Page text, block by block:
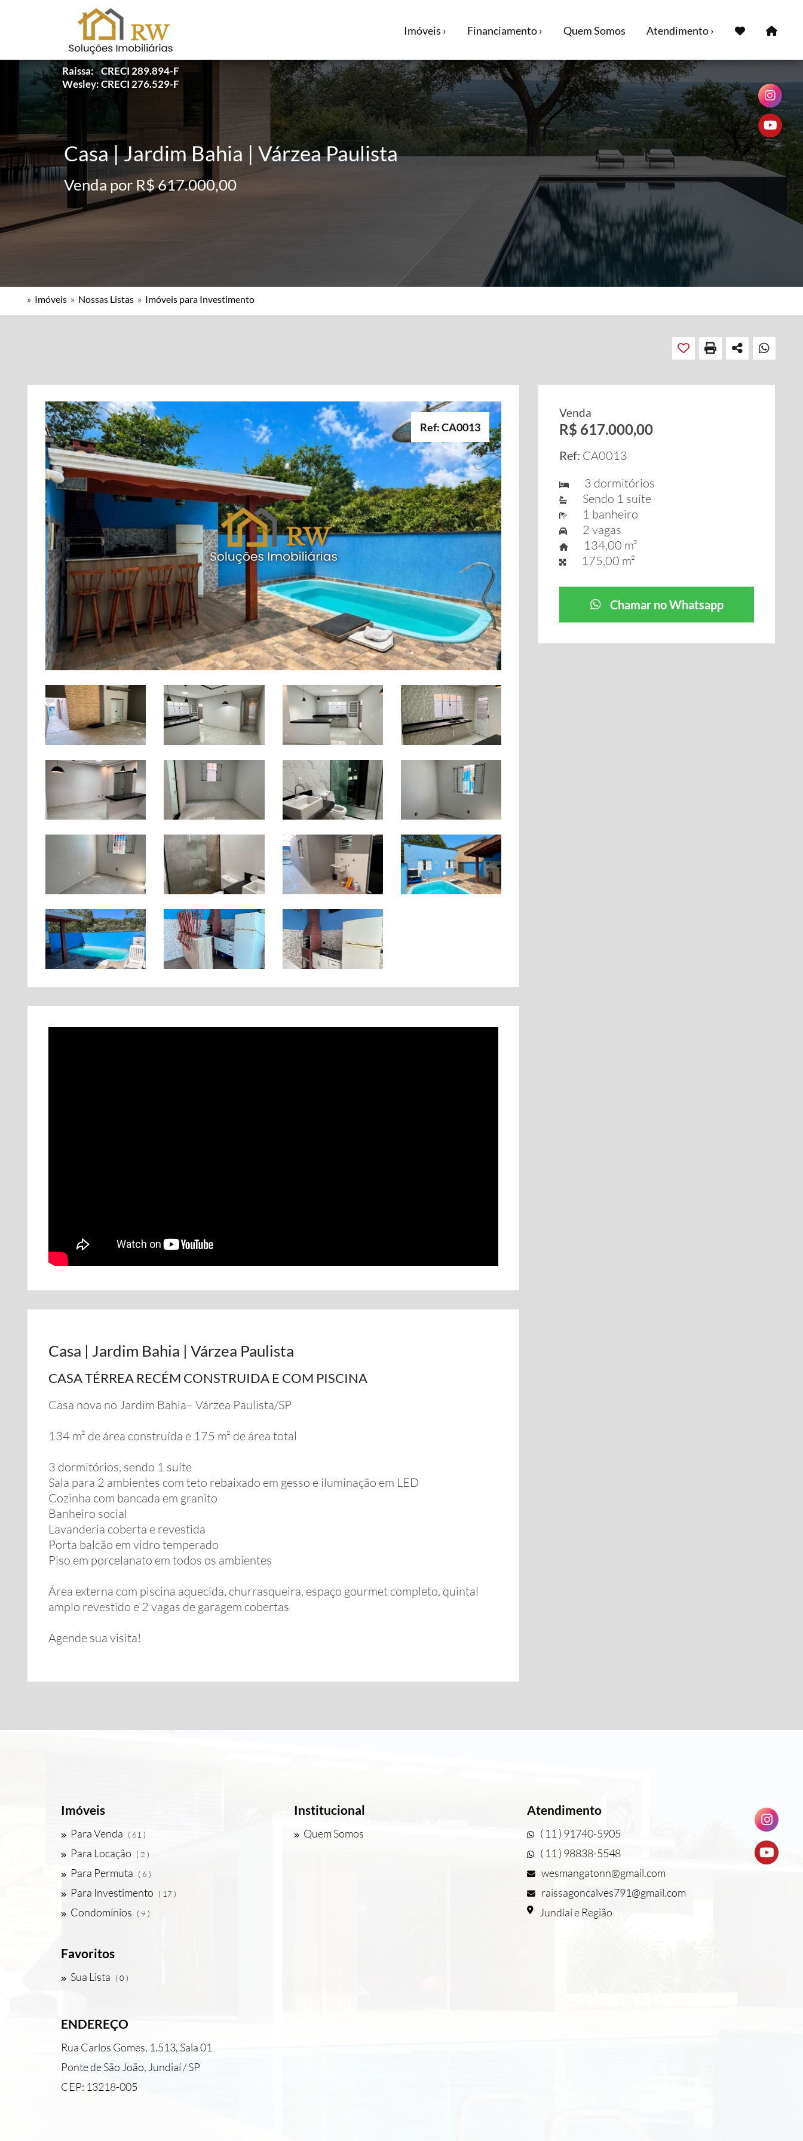
Raissa: CRECI 289.894-F
Wesley: CRECI 276.529-F
Imóveis › Financiamento › Quem Somos Atendimento ›
Casa | Jardim Bahia | Várzea Paulista
Venda por R$ 617.000,00
» Imóveis » Nossas Listas » Imóveis para Investimento
Ref: CA0013
Casa | Jardim Bahia | Várzea Paulista
CASA TÉRREA RECÉM CONSTRUIDA E COM PISCINA
Casa nova no Jardim Bahia– Várzea Paulista/SP
134 m² de área construída e 175 m² de área total
3 dormitórios, sendo 1 suíte
Sala para 2 ambientes com teto rebaixado em gesso e iluminação em LED
Cozinha com bancada em granito
Banheiro social
Lavanderia coberta e revestida
Porta balcão em vidro temperado
Piso em porcelanato em todos os ambientes
Área externa com piscina aquecida, churrasqueira, espaço gourmet completo, quintal
amplo revestido e 2 vagas de garagem cobertas
Agende sua visita!
Venda
R$ 617.000,00
Ref: CA0013
3 dormitórios
Sendo 1 suíte
1 banheiro
2 vagas
134,00 m²
175,00 m²
Chamar no Whatsapp
Imóveis
Para Venda ( 61 )
Para Locação ( 2 )
Para Permuta ( 6 )
Para Investimento ( 17 )
Condomínios ( 9 )
Favoritos
Sua Lista ( 0 )
Institucional
Quem Somos
Atendimento
( 11 ) 91740-5905
( 11 ) 98838-5548
wesmangatonn@gmail.com
raissagoncalves791@gmail.com
Jundiaí e Região
ENDEREÇO
Rua Carlos Gomes, 1.513, Sala 01
Ponte de São João, Jundiaí / SP
CEP: 13218-005